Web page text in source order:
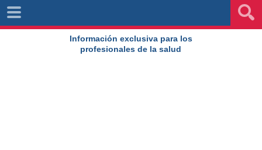
Información exclusiva para los
profesionales de la salud